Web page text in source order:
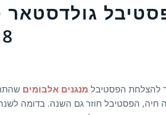
גולדסטאר
להצלחת הפסטיבל מנגנים אלבומים